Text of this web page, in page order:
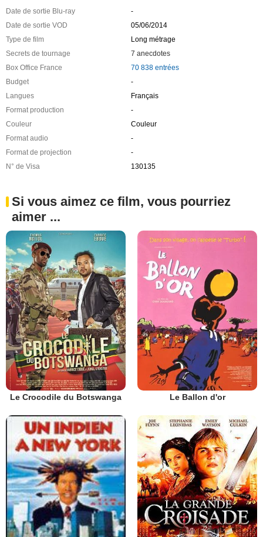
Date de sortie Blu-ray
-
Date de sortie VOD
05/06/2014
Type de film
Long métrage
Secrets de tournage
7 anecdotes
Box Office France
70 838 entrées
Budget
-
Langues
Français
Format production
-
Couleur
Couleur
Format audio
-
Format de projection
-
N° de Visa
130135
Si vous aimez ce film, vous pourriez
aimer ...
Le Crocodile du Botswanga Le Ballon d'or